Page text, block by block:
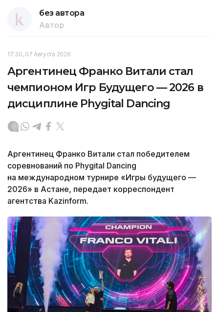
без автора
Автор
17:30, 07 Августа 2026
Аргентинец Франко Витали стал
чемпионом Игр Будущего — 2026 в
дисциплине Phygital Dancing
Аргентинец Франко Витали стал победителем
соревнований по Phygital Dancing
на международном турнире «Игры будущего —
2026» в Астане, передает корреспондент
агентства Kazinform.